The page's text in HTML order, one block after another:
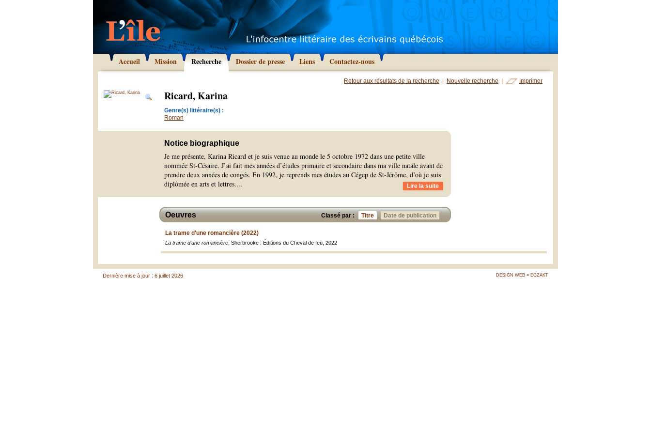
Accueil Mission Recherche Dossier de presse Liens Contactez-nous
Retour aux résultats de la recherche Nouvelle recherche Imprimer
Ricard, Karina
Genre(s) littéraire(s) :
Roman
Notice biographique
Je me présente, Karina Ricard et je suis venue au monde le 5 octobre 1972 dans une petite ville
nommée St-Césaire. J’ai fait mes années d’études primaire et secondaire dans ma ville natale avant de
prendre deux années de congés. En 1992, je reprends mes études au Cégep de St-Jérôme, d’où je suis
diplômée en arts et lettres.... Lire la suite
Classé par : Titre Date de publication
Oeuvres
La trame d'une romancière (2022)
La trame d'une romancière , Sherbrooke : Éditions du Cheval de feu, 2022
DESIGN WEB = EGZAKT
Dernière mise à jour : 6 juillet 2026